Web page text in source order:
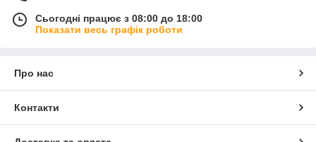
Сьогодні працює з 08:00 до 18:00
Показати весь графік роботи
Про нас
Контакти